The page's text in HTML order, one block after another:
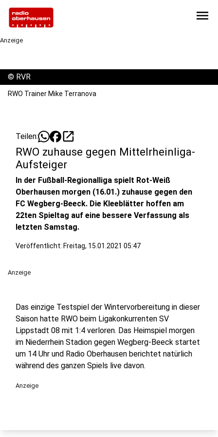
menu
Anzeige
© RVR
RWO Trainer Mike Terranova
Teilen: open_in_new
RWO zuhause gegen Mittelrheinliga-
Aufsteiger
In der Fußball-Regionalliga spielt Rot-Weiß
Oberhausen morgen (16.01.) zuhause gegen den
FC Wegberg-Beeck. Die Kleeblätter hoffen am
22ten Spieltag auf eine bessere Verfassung als
letzten Samstag.
Veröffentlicht: Freitag, 15.01.2021 05:47
Anzeige
Das einzige Testspiel der Wintervorbereitung in dieser
Saison hatte RWO beim Ligakonkurrenten SV
Lippstadt 08 mit 1:4 verloren. Das Heimspiel morgen
im Niederrhein Stadion gegen Wegberg-Beeck startet
um 14 Uhr und Radio Oberhausen berichtet natürlich
während des ganzen Spiels live davon.
Anzeige